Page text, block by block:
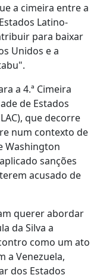
a cimeira entre a
Latino-
para baixar
Unidos e a
a 4.ª Cimeira
de Estados
que decorre
num contexto de
Washington
sanções
acusado de
querer abordar
da Silva a
como um ato
a Venezuela,
dos Estados